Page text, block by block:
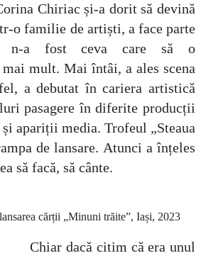
și-a dorit să devină
o familie de artiști, a face parte
n-a fost ceva care să o
mai mult. Mai întâi, a ales scena
a debutat în cariera artistică
pasagere în diferite producții
apariții media. Trofeul „Steaua
de lansare. Atunci a înțeles
să facă, să cânte.
cărții „Minuni trăite”, Iași, 2023
citim că era unul